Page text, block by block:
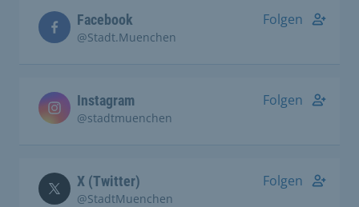
Facebook
@Stadt.Muenchen
Folgen
Instagram
@stadtmuenchen
Folgen
X (Twitter)
@StadtMuenchen
Folgen